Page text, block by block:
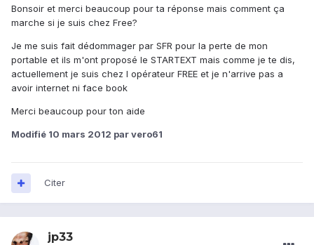
Bonsoir et merci beaucoup pour ta réponse mais comment ça
marche si je suis chez Free?
Je me suis fait dédommager par SFR pour la perte de mon
portable et ils m'ont proposé le STARTEXT mais comme je te dis,
actuellement je suis chez l opérateur FREE et je n'arrive pas a
avoir internet ni face book
Merci beaucoup pour ton aide
Modifié 10 mars 2012 par vero61
Citer
jp33